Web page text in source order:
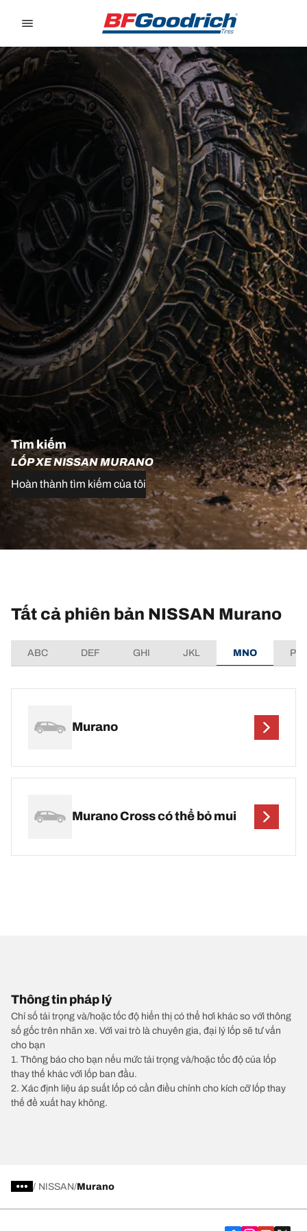
Tìm kiếm
LỐP XE NISSAN MURANO
Hoàn thành tìm kiếm của tôi
Tất cả phiên bản NISSAN Murano
ABC DEF GHI JKL MNO
Murano
Murano Cross có thể bỏ mui
Thông tin pháp lý
Chỉ số tải trọng và/hoặc tốc độ hiển thị có thể hơi khác so với thông
số gốc trên nhãn xe. Với vai trò là chuyên gia, đại lý lốp sẽ tư vấn
cho bạn
1. Thông báo cho bạn nếu mức tải trọng và/hoặc tốc độ của lốp
thay thế khác với lốp ban đầu.
2. Xác định liệu áp suất lốp có cần điều chỉnh cho kích cỡ lốp thay
thế đề xuất hay không.
/ NISSAN Murano